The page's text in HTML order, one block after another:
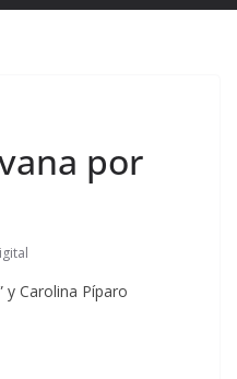
por
y Carolina Píparo